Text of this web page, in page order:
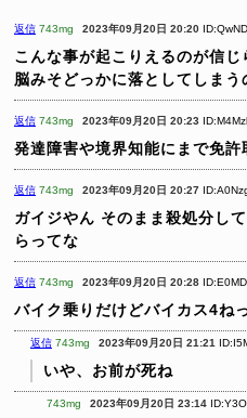
返信 743mg 2023年09月20日 20:20
こんな事が起こりえるのが信
脳みそどっかに落としてしまう
返信 743mg 2023年09月20日 20:23
発達障害や境界知能にまで免許
返信 743mg 2023年09月20日 20:27
ガイジやん そのまま殺処分し
らってな
返信 743mg 2023年09月20日 20:28
バイク乗りだけどバイカス4ね
返信 743mg 2023年09月20日 21:21
いや、お前が死ね
743mg 2023年09月20日 23:14